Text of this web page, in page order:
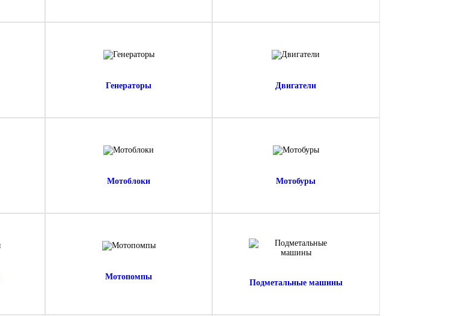
Генераторы Двигатели
Мотоблоки Мотобуры
Мотопомпы
Подметальные машины